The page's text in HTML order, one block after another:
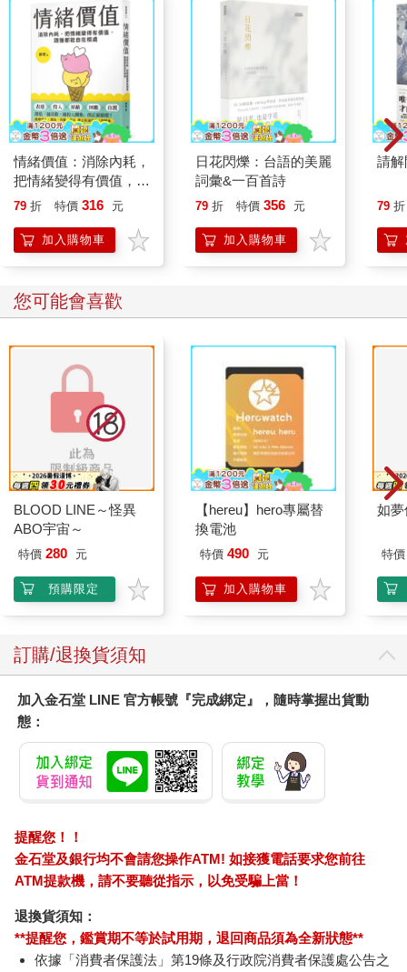
情緒價值：消除內耗，
把情緒變得有價值，跟
誰都能自在相處
79 折 特價 316 元
加入購物車
日花閃爍：台語的美麗
詞彙&一百首詩
79 折 特價 356 元
加入購物車
請解
79 折
您可能會喜歡
BLOOD LINE～怪異
ABO宇宙～
特價 280 元
預購限定
【hereu】hero專屬替
換電池
特價 490 元
加入購物車
如
特價
訂購/退換貨須知
加入金石堂 LINE 官方帳號『完成綁定』，隨時掌握出貨動
態：
提醒您！！
金石堂及銀行均不會請您操作ATM! 如接獲電話要求您前往
ATM提款機，請不要聽從指示，以免受騙上當！
退換貨須知：
**提醒您，鑑賞期不等於試用期，退回商品須為全新狀態**
依據「消費者保護法」第19條及行政院消費者保護處公告之